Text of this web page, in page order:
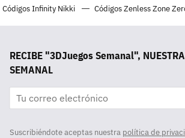
Códigos Infinity Nikki
Códigos Zenless Zone
RECIBE "3DJuegos Semanal",
SEMANAL
Suscribiéndote aceptas nuestra política de